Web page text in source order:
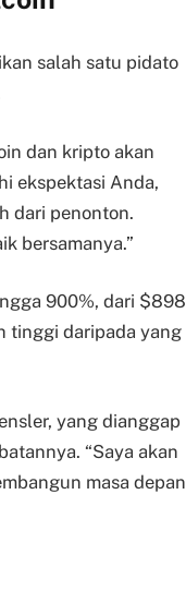
salah satu pidato
dan kripto akan
ekspektasi Anda,
dari penonton.
bersamanya.”
900%, dari $898
tinggi daripada yang
yang dianggap
“Saya akan
masa depan